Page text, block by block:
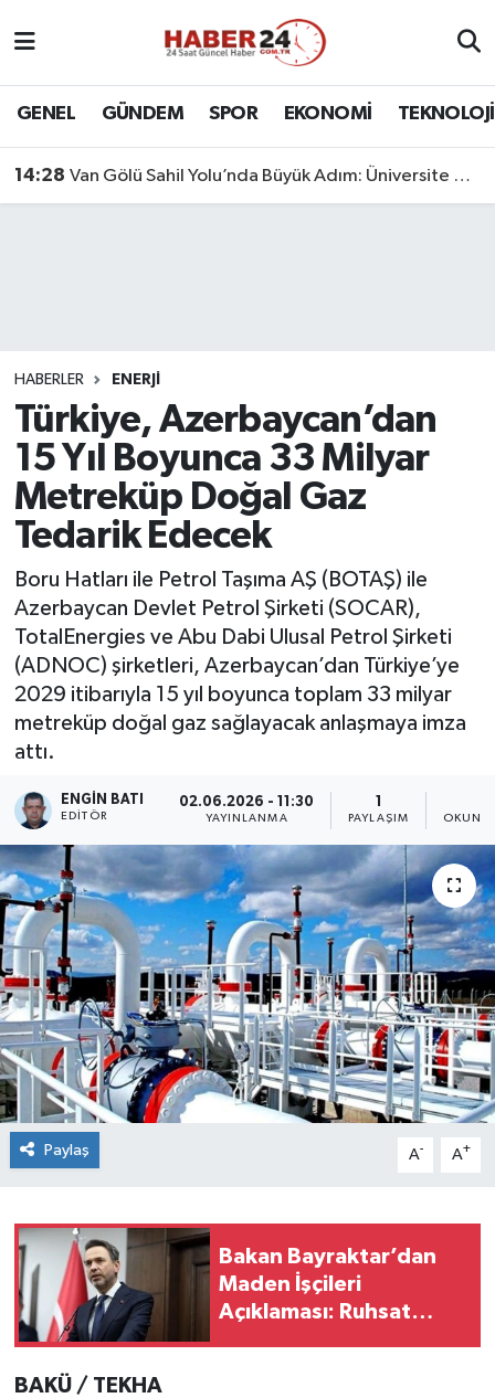
GENEL GÜNDEM SPOR EKONOMİ TEKNOLOJİ
14:28 Van Gölü Sahil Yolu’nda Büyük Adım: Üniversite Bağlantı Etabı Tamamlandı
HABERLER ENERJİ
Türkiye, Azerbaycan’dan
15 Yıl Boyunca 33 Milyar
Metreküp Doğal Gaz
Tedarik Edecek
Boru Hatları ile Petrol Taşıma AŞ (BOTAŞ) ile
Azerbaycan Devlet Petrol Şirketi (SOCAR),
TotalEnergies ve Abu Dabi Ulusal Petrol Şirketi
(ADNOC) şirketleri, Azerbaycan’dan Türkiye’ye
2029 itibarıyla 15 yıl boyunca toplam 33 milyar
metreküp doğal gaz sağlayacak anlaşmaya imza
attı.
ENGIN BATI
EDITÖR
02.06.2026 - 11:30
YAYINLANMA PAYLAŞIM
Paylaş A- A+
Bakan Bayraktar’dan
Maden İşçileri
Açıklaması: Ruhsat
BAKÜ / TEKHA
Nöbetçi Eczaneler
Son Dakika Haberleri
Haber Arşivi